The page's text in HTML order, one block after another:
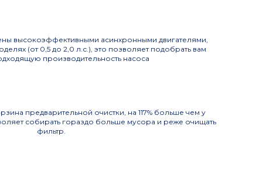
высокоэффективными асинхронными двигателями,
(от 0,5 до 2,0 л.с.), это позволяет подобрать вам
производительность насоса
предварительной очистки, на 117% больше чем у
собирать гораздо больше мусора и реже очищать
фильтр.